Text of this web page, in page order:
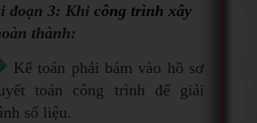
đoạn 3: Khi công trình xây
thành:
Kế toán phải bám vào hồ sơ
toán công trình để giải
số liệu.